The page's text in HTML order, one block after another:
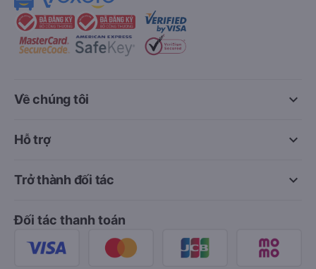
keyboard_arrow_down
Về chúng tôi
keyboard_arrow_down
Hỗ trợ
keyboard_arrow_down
Trở thành đối tác
Đối tác thanh toán